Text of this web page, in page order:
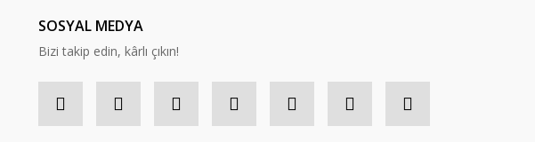
SOSYAL MEDYA
Bizi takip edin, kârlı çıkın!